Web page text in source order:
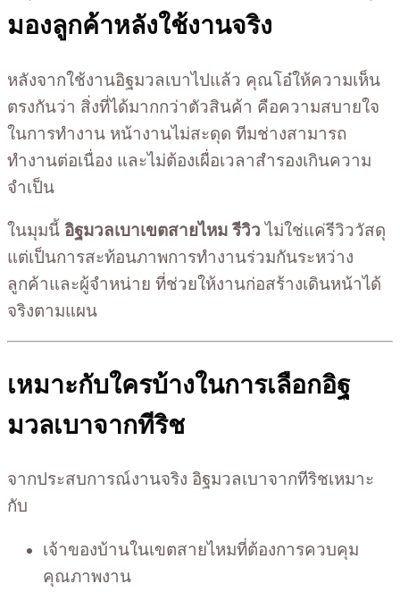
มองลูกค้าหลังใช้งานจริง
หลังจากใช้งานอิฐมวลเบาไปแล้ว คุณโอ๋ให้ความเห็น
ตรงกันว่า สิ่งที่ได้มากกว่าตัวสินค้า คือความสบายใจ
ในการทำงาน หน้างานไม่สะดุด ทีมช่างสามารถ
ทำงานต่อเนื่อง และไม่ต้องเผื่อเวลาสำรองเกินความ
จำเป็น
ในมุมนี้ อิฐมวลเบาเขตสายไหม รีวิว ไม่ใช่แค่รีวิววัสดุ
แต่เป็นการสะท้อนภาพการทำงานร่วมกันระหว่าง
ลูกค้าและผู้จำหน่าย ที่ช่วยให้งานก่อสร้างเดินหน้าได้
จริงตามแผน
เหมาะกับใครบ้างในการเลือกอิฐ
มวลเบาจากทีริช
จากประสบการณ์งานจริง อิฐมวลเบาจากทีริชเหมาะ
กับ
เจ้าของบ้านในเขตสายไหมที่ต้องการควบคุม
คุณภาพงาน